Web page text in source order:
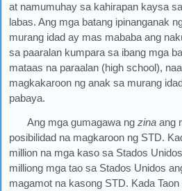
at namumuhay sa kahirapan kaysa
labas. Ang mga batang ipinanganak
murang idad ay mas mababa ang
sa paaralan kumpara sa ibang mga
mataas na paraalan (high school),
magkakaroon ng anak sa murang
pabaya.
Ang mga gumagawa ngzina ang
posibilidad na magkaroon ng STD.
million na mga kaso sa Stados
milliong mga tao sa Stados Unidos
magamot na kasong STD. Kada